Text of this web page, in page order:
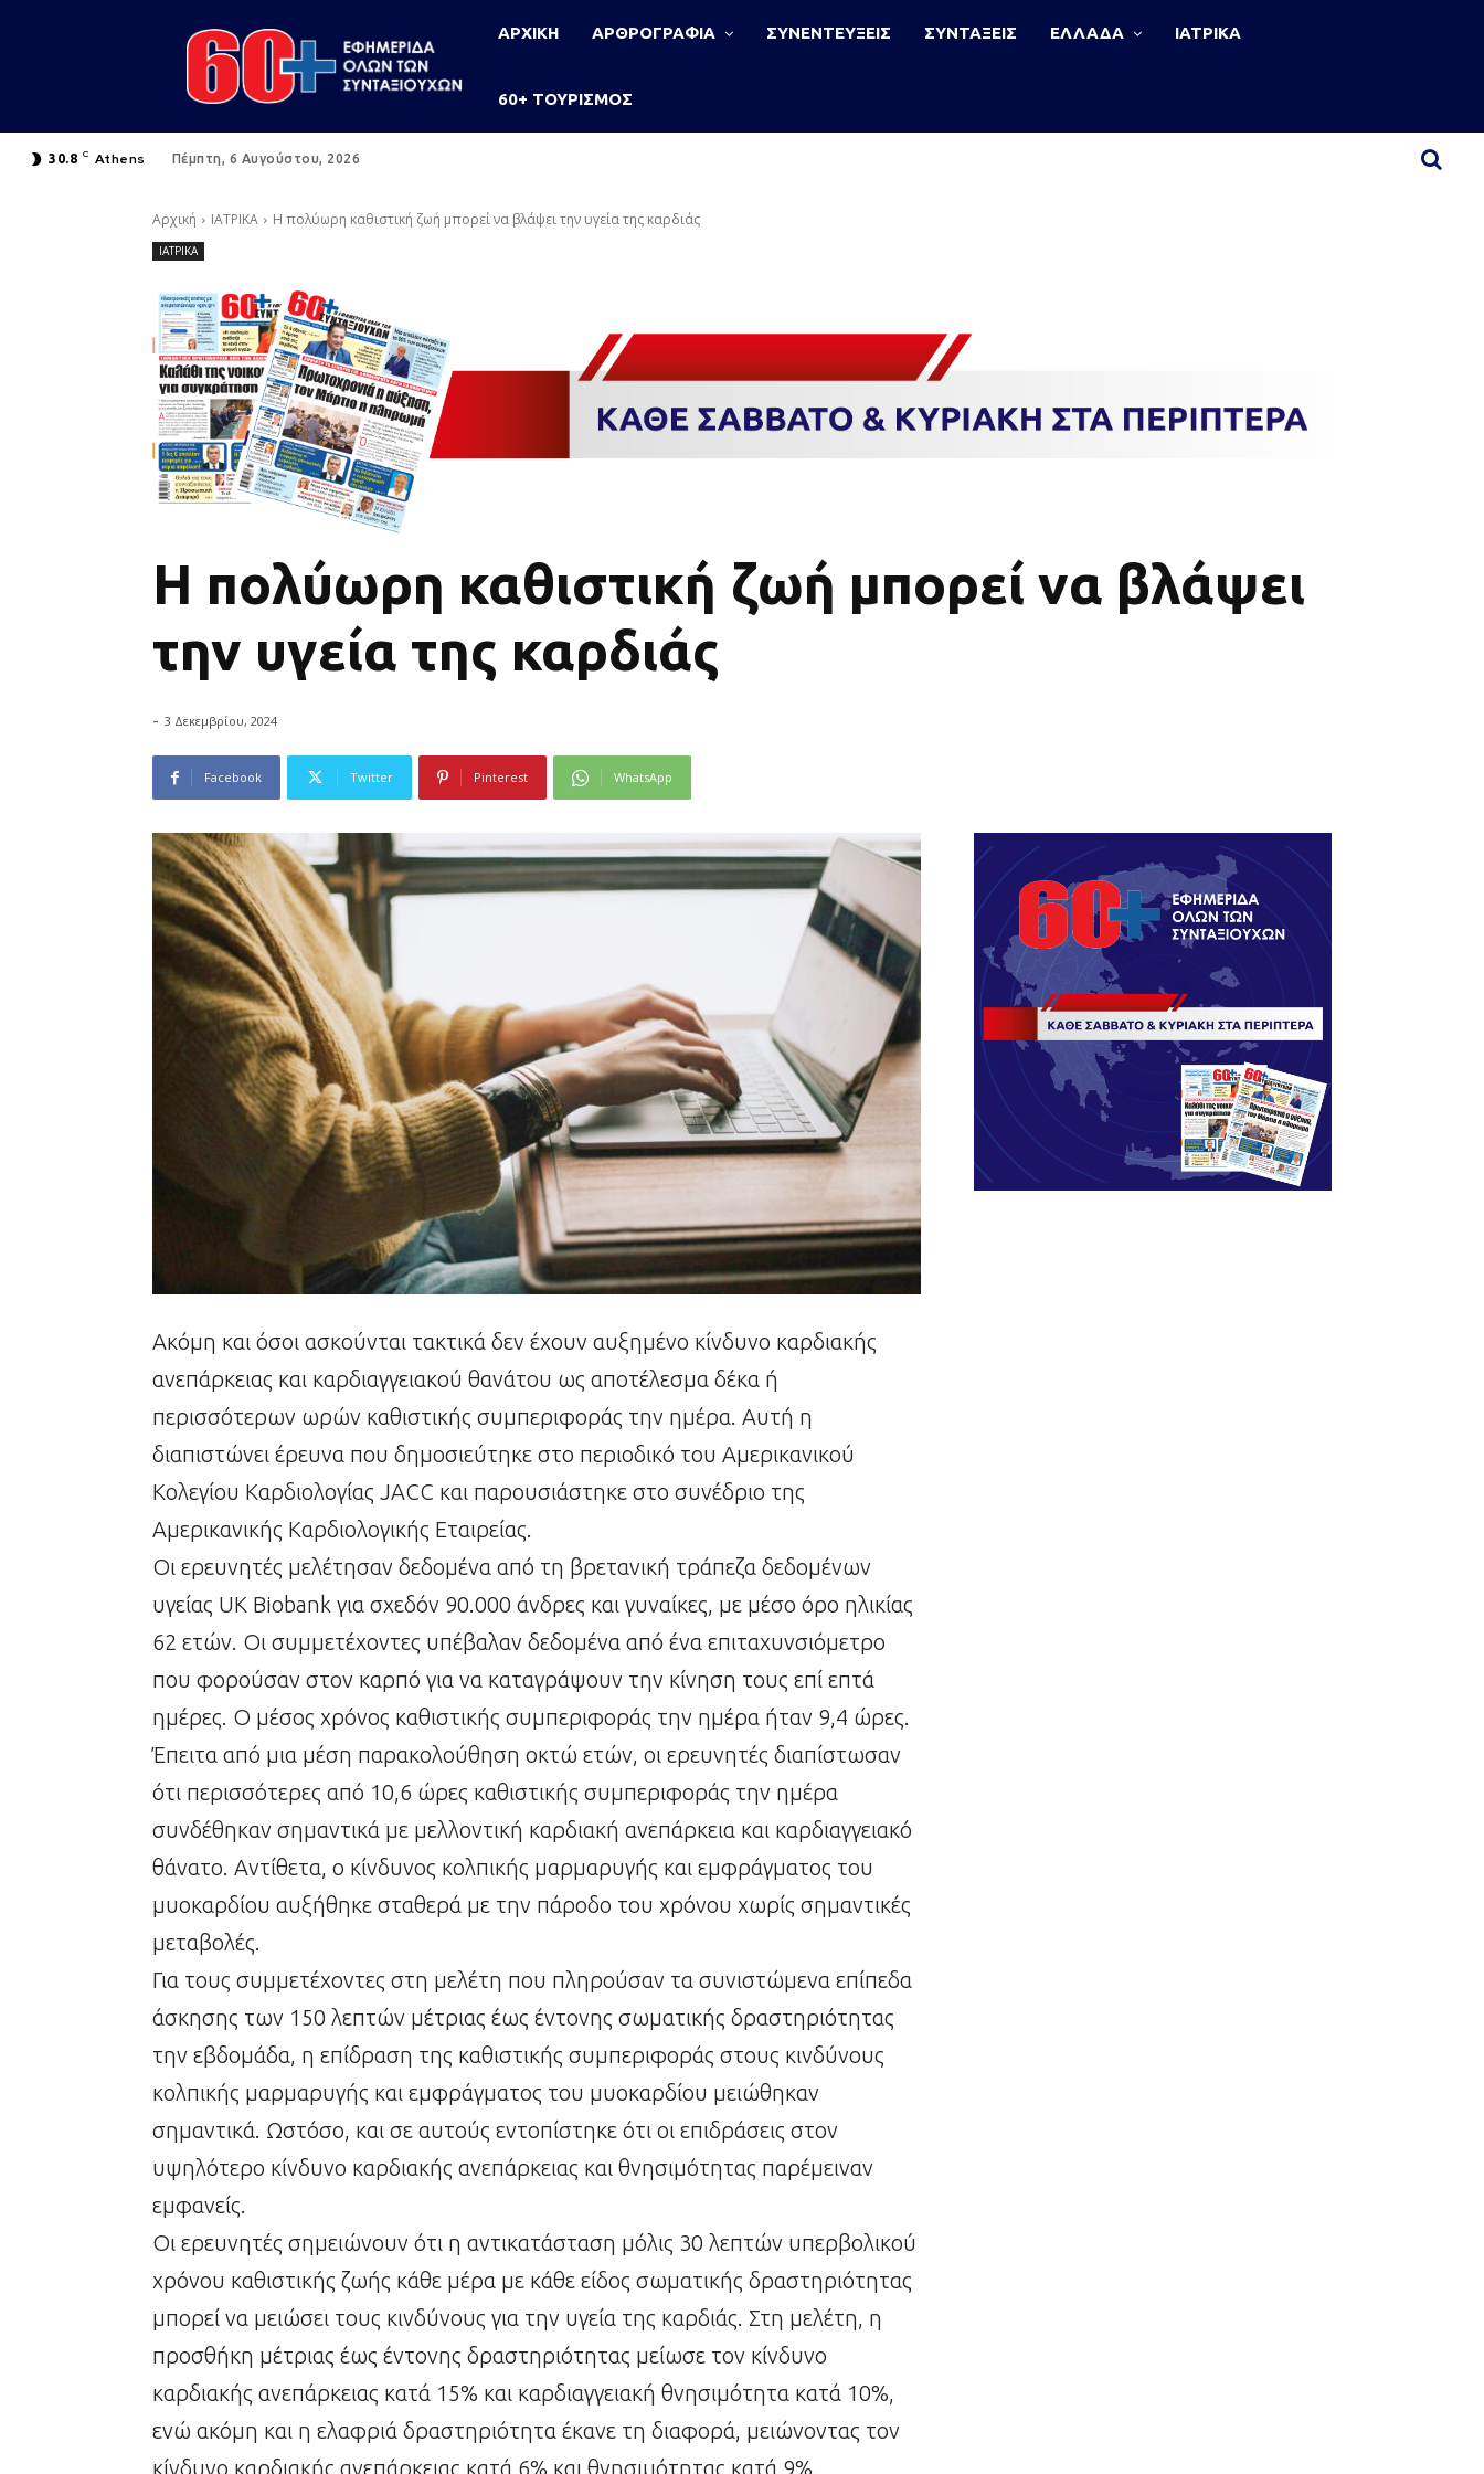
ΑΡΧΙΚΗ ΑΡΘΡΟΓΡΑΦΙΑ ΣΥΝΕΝΤΕΥΞΕΙΣ ΣΥΝΤΑΞΕΙΣ ΕΛΛΑΔΑ ΙΑΤΡΙΚΑ
60+ ΤΟΥΡΙΣΜΟΣ
30.8 C Athens Πέμπτη, 6 Αυγούστου, 2026
Αρχική ΙΑΤΡΙΚΑ Η πολύωρη καθιστική ζωή μπορεί να βλάψει την υγεία της καρδιάς
ΙΑΤΡΙΚΑ
Η πολύωρη καθιστική ζωή μπορεί να βλάψει
την υγεία της καρδιάς
- 3 Δεκεμβρίου, 2024
Facebook Twitter Pinterest WhatsApp
Ακόμη και όσοι ασκούνται τακτικά δεν έχουν αυξημένο κίνδυνο καρδιακής
ανεπάρκειας και καρδιαγγειακού θανάτου ως αποτέλεσμα δέκα ή
περισσότερων ωρών καθιστικής συμπεριφοράς την ημέρα. Αυτή η
διαπιστώνει έρευνα που δημοσιεύτηκε στο περιοδικό του Αμερικανικού
Κολεγίου Καρδιολογίας JACC και παρουσιάστηκε στο συνέδριο της
Αμερικανικής Καρδιολογικής Εταιρείας.
Οι ερευνητές μελέτησαν δεδομένα από τη βρετανική τράπεζα δεδομένων
υγείας UK Biobank για σχεδόν 90.000 άνδρες και γυναίκες, με μέσο όρο ηλικίας
62 ετών. Οι συμμετέχοντες υπέβαλαν δεδομένα από ένα επιταχυνσιόμετρο
που φορούσαν στον καρπό για να καταγράψουν την κίνηση τους επί επτά
ημέρες. Ο μέσος χρόνος καθιστικής συμπεριφοράς την ημέρα ήταν 9,4 ώρες.
Έπειτα από μια μέση παρακολούθηση οκτώ ετών, οι ερευνητές διαπίστωσαν
ότι περισσότερες από 10,6 ώρες καθιστικής συμπεριφοράς την ημέρα
συνδέθηκαν σημαντικά με μελλοντική καρδιακή ανεπάρκεια και καρδιαγγειακό
θάνατο. Αντίθετα, ο κίνδυνος κολπικής μαρμαρυγής και εμφράγματος του
μυοκαρδίου αυξήθηκε σταθερά με την πάροδο του χρόνου χωρίς σημαντικές
μεταβολές.
Για τους συμμετέχοντες στη μελέτη που πληρούσαν τα συνιστώμενα επίπεδα
άσκησης των 150 λεπτών μέτριας έως έντονης σωματικής δραστηριότητας
την εβδομάδα, η επίδραση της καθιστικής συμπεριφοράς στους κινδύνους
κολπικής μαρμαρυγής και εμφράγματος του μυοκαρδίου μειώθηκαν
σημαντικά. Ωστόσο, και σε αυτούς εντοπίστηκε ότι οι επιδράσεις στον
υψηλότερο κίνδυνο καρδιακής ανεπάρκειας και θνησιμότητας παρέμειναν
εμφανείς.
Οι ερευνητές σημειώνουν ότι η αντικατάσταση μόλις 30 λεπτών υπερβολικού
χρόνου καθιστικής ζωής κάθε μέρα με κάθε είδος σωματικής δραστηριότητας
μπορεί να μειώσει τους κινδύνους για την υγεία της καρδιάς. Στη μελέτη, η
προσθήκη μέτριας έως έντονης δραστηριότητας μείωσε τον κίνδυνο
καρδιακής ανεπάρκειας κατά 15% και καρδιαγγειακή θνησιμότητα κατά 10%,
ενώ ακόμη και η ελαφριά δραστηριότητα έκανε τη διαφορά, μειώνοντας τον
κίνδυνο καρδιακής ανεπάρκειας κατά 6% και θνησιμότητας κατά 9%.